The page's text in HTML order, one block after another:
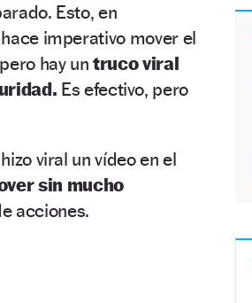
Esto, en
imperativo mover el
hay untruco viral
Es efectivo, pero
viral un vídeo en el
sin mucho
acciones.